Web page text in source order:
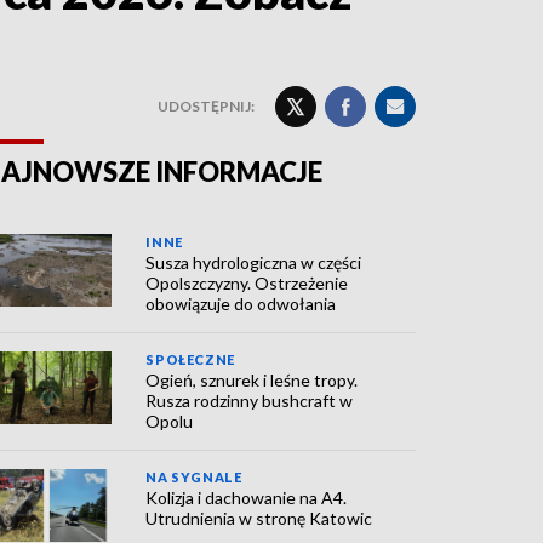
UDOSTĘPNIJ:
INFORMACJE
INNE
Susza hydrologiczna w części
Opolszczyzny. Ostrzeżenie
obowiązuje do odwołania
SPOŁECZNE
Ogień, sznurek i leśne tropy.
Rusza rodzinny bushcraft w
Opolu
NA SYGNALE
Kolizja i dachowanie na A4.
Utrudnienia w stronę Katowic